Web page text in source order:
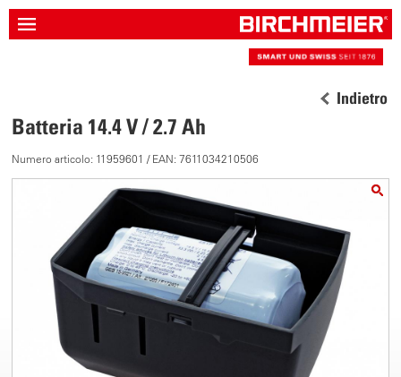
Indietro
Batteria 14.4 V / 2.7 Ah
Numero articolo: 11959601 / EAN: 7611034210506